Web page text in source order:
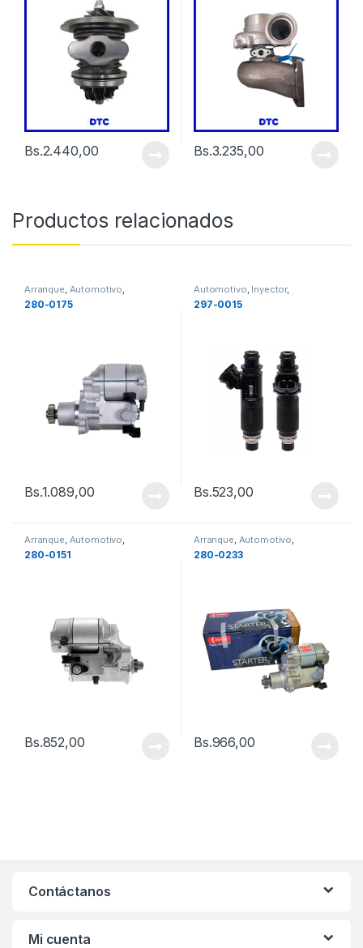
Bs.2.440,00 Bs.3.235,00
Productos relacionados
Arranque, Automotivo,
Repuestos de Automóvil
280-0175
Bs.1.089,00
Automotivo, Inyector,
Repuestos de Automóvil
297-0015
Bs.523,00
Arranque Automotivo
Repuestos de Automóvil
280-0151
Bs.852,00
Arranque Automotivo
Repuestos de Automóvil
280-0233
Bs.966,00
Contáctanos
Mi cuenta